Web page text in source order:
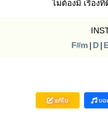
ไม่ต้องมี เรื่อง
F#m | D |
แก้ไข ขอ